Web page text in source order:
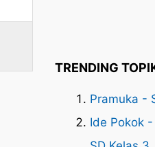
TRENDING
Pramuka -
Ide Pokok